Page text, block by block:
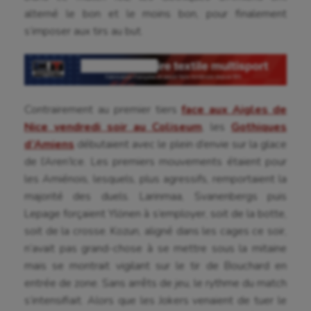
alterné le bon et le moins bon, pour finalement
s’imposer aux tirs au but.
Contrairement au premier tiersface aux Aigles de
Nice vendredi soir au Coliseum, les Gothiques
d’Amiens débutaient avec le plein d’envie sur la glace
de l’Aren’Ice. Les premiers mouvements étaient pour
les Amiénois, lesquels, plus agressifs, remportaient la
majorité des duels. Larinmaa, Svanenbergs puis
Lepage forçaient Ylönen à s’employer, soit de la botte,
soit de la crosse. Kozun, aligné dans les cages ce soir,
n’avait pas grand-chose à se mettre sous la mitaine
mais se montrait vigilant sur le tir de Bouchard en
entrée de zone. Sans arrêts de jeu, le rythme du match
s’intensifiait. Alors que les Jokers venaient de tuer le